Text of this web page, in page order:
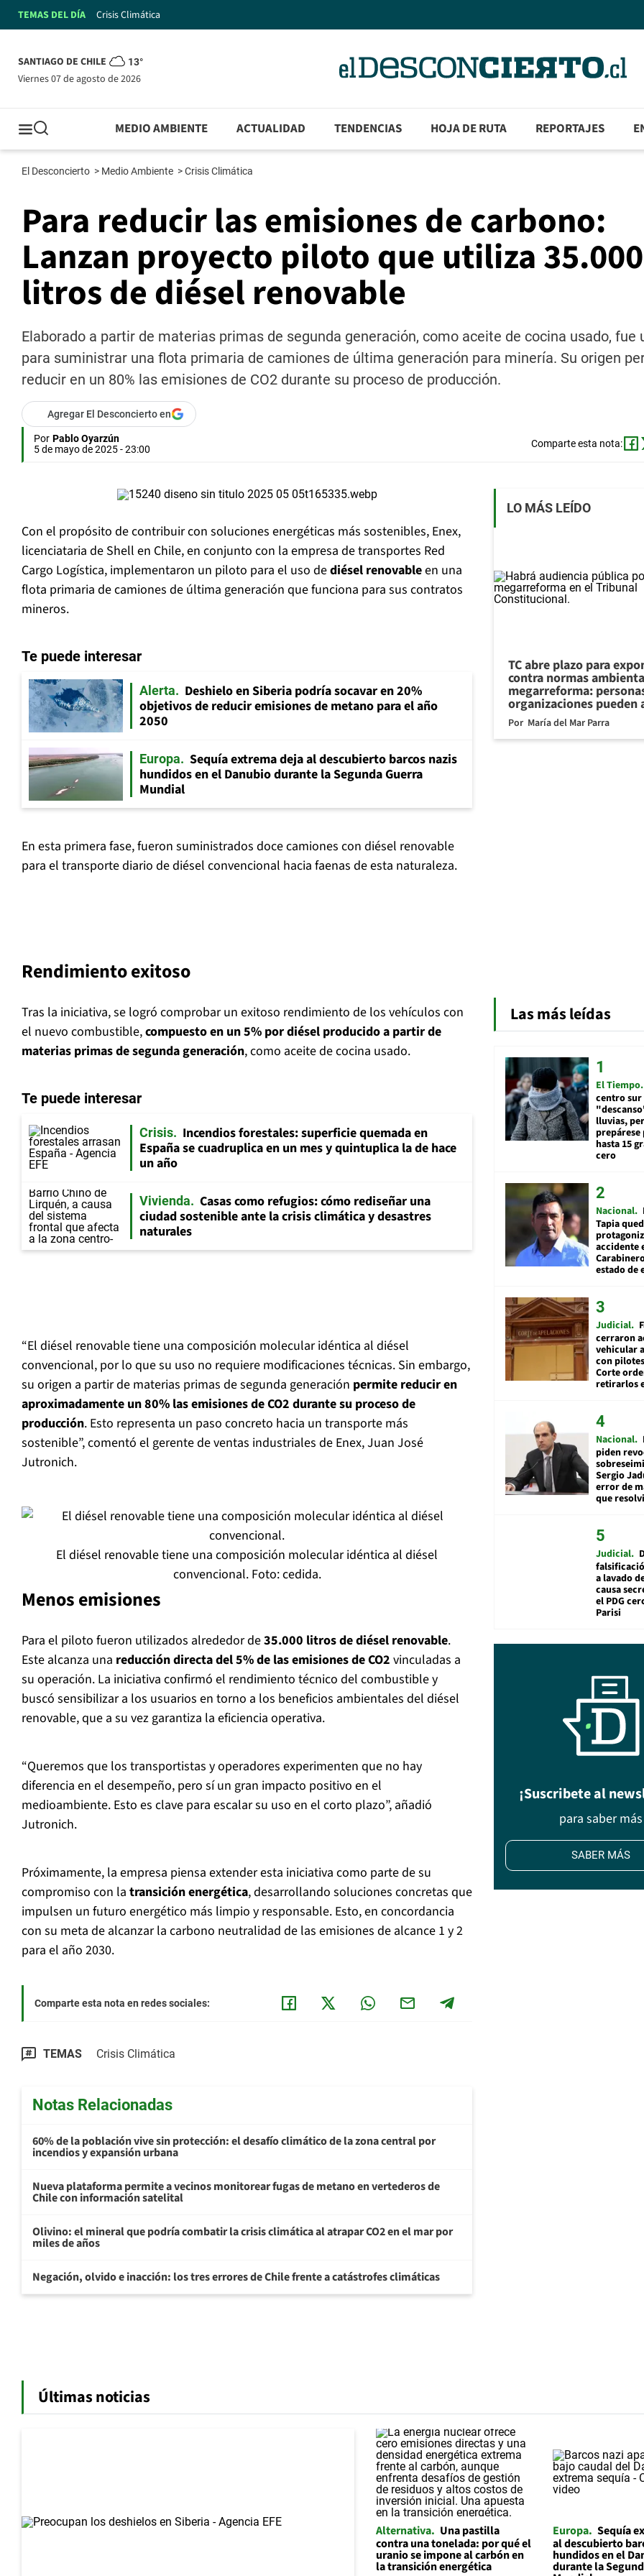
TEMAS DEL DÍA Crisis Climática
SANTIAGO DE CHILE 13°
viernes 07 de agosto de 2026
MEDIO AMBIENTE ACTUALIDAD TENDENCIAS HOJA DE RUTA REPORTAJES
El Desconcierto > Medio Ambiente >Crisis Climática
Para reducir las emisiones de carbono:
Lanzan proyecto piloto que utiliza 35.000
litros de diésel renovable
Elaborado a partir de materias primas de segunda generación, como aceite de cocina usado, fue
para suministrar una flota primaria de camiones de última generación para minería. Su origen
reducir en un 80% las emisiones de CO2 durante su proceso de producción.
Agregar El Desconcierto en
Por Pablo Oyarzún
5 de mayo de 2025 - 23:00
Comparte esta nota:
Con el propósito de contribuir con soluciones energéticas más sostenibles, Enex,
licenciataria de Shell en Chile, en conjunto con la empresa de transportes Red
Cargo Logística, implementaron un piloto para el uso dediésel renovableen una
flota primaria de camiones de última generación que funciona para sus contratos
mineros.
Te puede interesar
Alerta
Deshielo en Siberia podría socavar en 20%
objetivos de reducir emisiones de metano para el año
2050
Europa
Sequía extrema deja al descubierto barcos nazis
hundidos en el Danubio durante la Segunda Guerra
Mundial
En esta primera fase, fueron suministrados doce camiones con diésel renovable
para el transporte diario de diésel convencional hacia faenas de esta naturaleza.
Rendimiento exitoso
Tras la iniciativa, se logró comprobar un exitoso rendimiento de los vehículos con
el nuevo combustible,compuesto en un 5% por diésel producido a partir de
materias primas de segunda generación, como aceite de cocina usado.
Te puede interesar
Crisis
Incendios forestales: superficie quemada en
España se cuadruplica en un mes y quintuplica la de hace
un año
Vivienda
Casas como refugios: cómo rediseñar una
ciudad sostenible ante la crisis climática y desastres
naturales
“El diésel renovable tiene una composición molecular idéntica al diésel
convencional, por lo que su uso no requiere modificaciones técnicas. Sin embargo,
su origen a partir de materias primas de segunda generación permite reducir en
aproximadamente un 80% las emisiones de CO2 durante su proceso de
producción. Esto representa un paso concreto hacia un transporte más
sostenible”, comentó el gerente de ventas industriales de Enex, Juan José
Jutronich.
El diésel renovable tiene una composición molecular idéntica al diésel
convencional. Foto: cedida.
Menos emisiones
Para el piloto fueron utilizados alrededor de35.000 litros de diésel renovable.
Este alcanza una reducción directa del 5% de las emisiones de CO2 vinculadas a
su operación. La iniciativa confirmó el rendimiento técnico del combustible y
buscó sensibilizar a los usuarios en torno a los beneficios ambientales del diésel
renovable, que a su vez garantiza la eficiencia operativa.
“Queremos que los transportistas y operadores experimenten que no hay
diferencia en el desempeño, pero sí un gran impacto positivo en el
medioambiente. Esto es clave para escalar su uso en el corto plazo”, añadió
Jutronich.
Próximamente, la empresa piensa extender esta iniciativa como parte de su
compromiso con la transición energética, desarrollando soluciones concretas que
impulsen un futuro energético más limpio y responsable. Esto, en concordancia
con su meta de alcanzar la carbono neutralidad de las emisiones de alcance 1 y 2
para el año 2030.
Comparte esta nota en redes sociales:
TEMAS Crisis Climática
Notas Relacionadas
60% de la población vive sin protección: el desafío climático de la zona central por
incendios y expansión urbana
Nueva plataforma permite a vecinos monitorear fugas de metano en vertederos de
Chile con información satelital
Olivino: el mineral que podría combatir la crisis climática al atrapar CO2 en el mar por
miles de años
Negación, olvido e inacción: los tres errores de Chile frente a catástrofes climáticas
LO MÁS LEÍDO
TC abre plazo para
contra normas
megarreforma:
organizaciones pueden
Por María del Mar Parra
Las más leídas
El Tiempo
centro
lluvias,
hasta 15
cero
Nacional
Tapia
accidente
estado de
Judicial
cerraron
vehicular
con
Corte
retirarlos
Nacional
piden
Sergio
error de
que
Judicial
a lavado
causa
el PDG
Parisi
¡Suscribete al
para saber más
SABER MÁS
Últimas noticias
Alternativa
Una pastilla
contra una tonelada: por qué el
uranio se impone al carbón en
la transición energética
Europa Sequía
al descubierto
hundidos en el
durante la